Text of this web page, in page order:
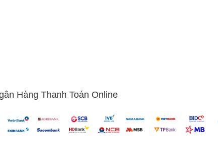
điện thoại thông minh với phần camera được tối ưu. Hầu hết
Hàng Thanh Toán Online